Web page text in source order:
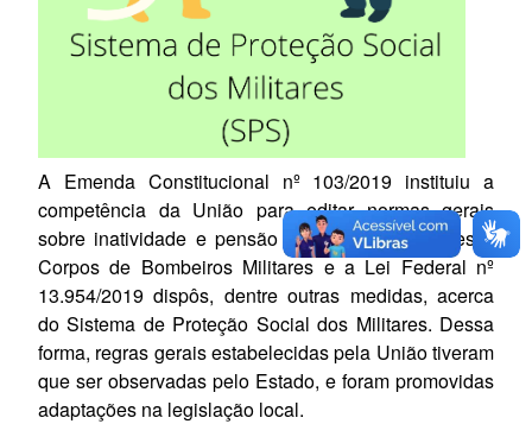
A Emenda Constitucional nº 103/2019 instituiu a
competência da União para editar normas gerais
sobre inatividade e pensão das Polícias Militares e
Corpos de Bombeiros Militares e a Lei Federal nº
13.954/2019 dispôs, dentre outras medidas, acerca
do Sistema de Proteção Social dos Militares. Dessa
forma, regras gerais estabelecidas pela União tiveram
que ser observadas pelo Estado, e foram promovidas
adaptações na legislação local.